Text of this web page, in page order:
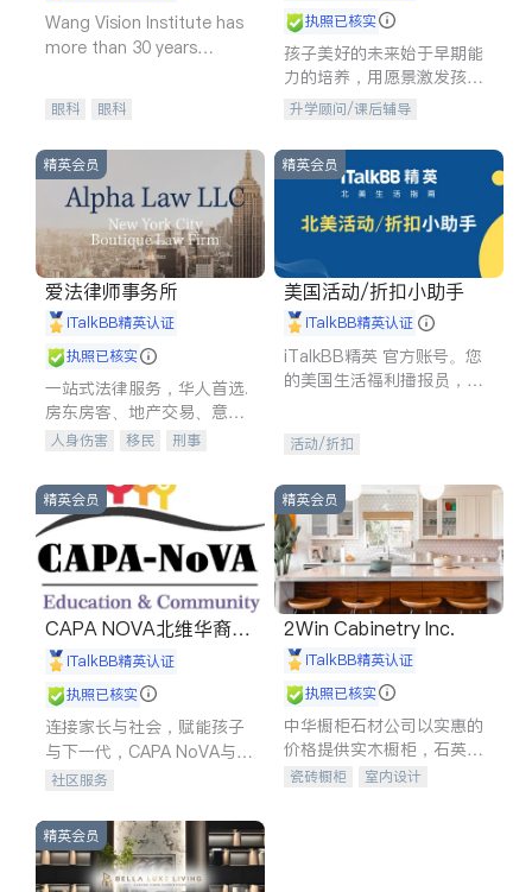
Wang Vision Institute has
more than 30 years
眼科 眼科
执照已核实
孩子美好的未来始于早期能
力的培养，用愿景激发孩子
的学习潜力和动力。理念：
拥有成长型心态是成功的基
石。
升学顾问/课后辅导
精英会员
爱法律师事务所
iTalkBB精英认证
执照已核实
一站式法律服务，华人首选.
房东房客、地产交易、意外
伤害、车祸重伤、商业诉
建筑合同、刑事案件全包办
人身伤害 移民
刑事
信托/遗嘱
商业
索赔
律师-其它 保释
精英会员
美国活动/折扣小助手
iTalkBB精英认证
iTalkBB精英 官方账号。您
的美国生活福利播报员，精
专属福利。
活动/折扣
精英会员
CAPA NOVA北维华裔家
长会iTalkBB精英认证
执照已核实
连接家长与社会，赋能孩子
与下一代，CAPA NoVA与您
携手建设包容、公平、充满
社区服务
精英会员
2Win Cabinetry Inc.
iTalkBB精英认证
执照已核实
中华橱柜石材公司以实惠的
价格提供实木橱柜，石英石
台面，多种优质不锈钢水
瓷砖橱柜
室内设计
精英会员